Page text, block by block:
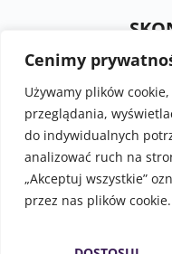
Cenimy
Używamy plików
przeglądania,
do indywidualnych
analizować ruch na
„Akceptuj wszystkie”
przez nas plików cookie.
Akademia
ul.
Tel.: